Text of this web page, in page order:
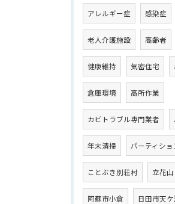
アレルギー症 感染症
老人介護施設 高齢者
健康維持 気密住宅
倉庫環境 高所作業
カビトラブル専門業者
年末清掃 パーティショ
ことぶき別荘村 立花山
阿蘇市小倉 日田市天